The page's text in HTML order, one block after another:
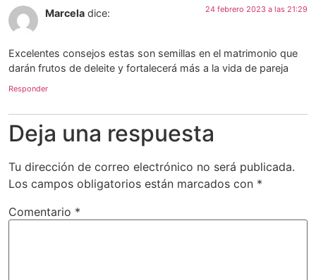
Marcela dice: 24 febrero 2023 a las 21:29
Excelentes consejos estas son semillas en el matrimonio que
darán frutos de deleite y fortalecerá más a la vida de pareja
Responder
Deja una respuesta
Tu dirección de correo electrónico no será publicada.
Los campos obligatorios están marcados con *
Comentario *